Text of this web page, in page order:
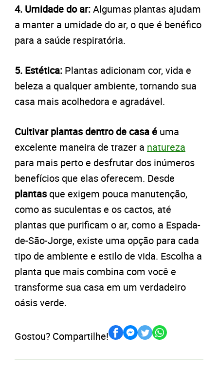
4. Umidade do ar:Algumas plantas ajudam
a manter a umidade do ar, o que é benéfico
para a saúde respiratória.
5. Estética: Plantas adicionam cor, vida e
beleza a qualquer ambiente, tornando sua
casa mais acolhedora e agradável.
Cultivar plantas dentro de casa é uma
excelente maneira de trazer a natureza
para mais perto e desfrutar dos inúmeros
benefícios que elas oferecem. Desde
plantasque exigem pouca manutenção,
como as suculentas e os cactos, até
plantas que purificam o ar, como a Espada-
de-São-Jorge, existe uma opção para cada
tipo de ambiente e estilo de vida. Escolha a
planta que mais combina com você e
transforme sua casa em um verdadeiro
oásis verde.
Gostou? Compartilhe!